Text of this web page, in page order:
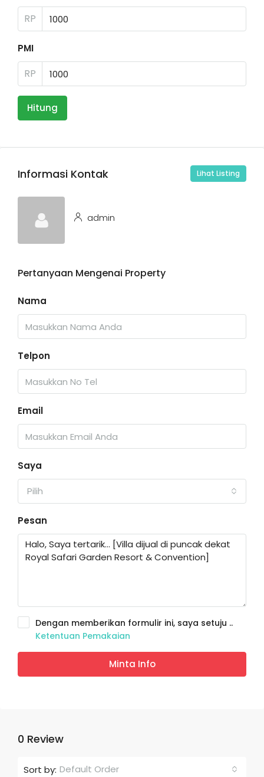
RP
PMI
RP
Hitung
Informasi Kontak Lihat Listing
admin
Pertanyaan Mengenai Property
Nama
Telpon
Email
Saya
Pilih
Pesan
Dengan memberikan formulir ini, saya setuju ..
Ketentuan Pemakaian
Minta Info
0 Review
Sort by: Default Order